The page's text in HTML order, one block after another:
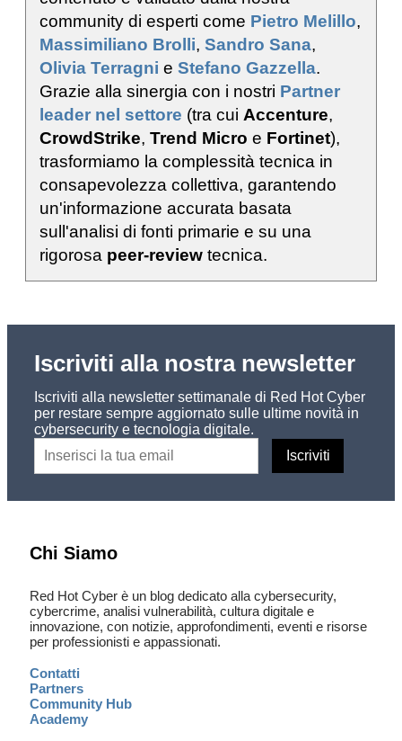
community di esperti come Pietro Melillo,
Massimiliano Brolli, Sandro Sana,
Olivia Terragni e Stefano Gazzella.
Grazie alla sinergia con i nostri Partner
leader nel settore (tra cui Accenture,
CrowdStrike, Trend Micro e Fortinet),
trasformiamo la complessità tecnica in
consapevolezza collettiva, garantendo
un'informazione accurata basata
sull'analisi di fonti primarie e su una
rigorosa peer-review tecnica.
Iscriviti alla nostra newsletter
Iscriviti alla newsletter settimanale di Red Hot Cyber
per restare sempre aggiornato sulle ultime novità in
cybersecurity e tecnologia digitale.
Chi Siamo
Red Hot Cyber è un blog dedicato alla cybersecurity,
cybercrime, analisi vulnerabilità, cultura digitale e
innovazione, con notizie, approfondimenti, eventi e risorse
per professionisti e appassionati.
Contatti
Partners
Community Hub
Academy